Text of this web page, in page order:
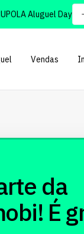
Aluguel Day
Vendas
da
É